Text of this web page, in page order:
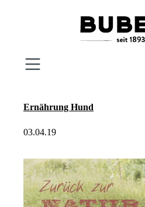
Zum Hauptinhalt springen
Ernährung Hund
03.04.19